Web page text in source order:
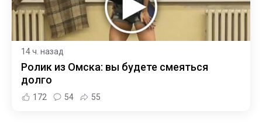
14 ч. назад
Ролик из Омска: вы будете смеяться
долго
172 54 55